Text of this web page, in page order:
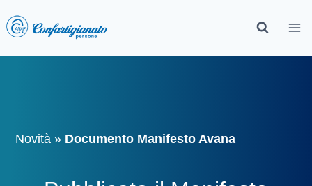
Novità » Documento Manifesto Avana